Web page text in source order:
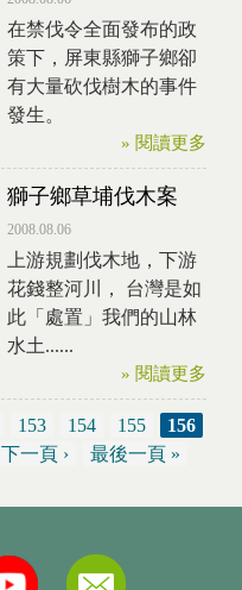
在禁伐令全面發布的政
策下，屏東縣獅子鄉卻
有大量砍伐樹木的事件
發生。
» 閱讀更多
獅子鄉草埔伐木案
2008.08.06
上游規劃伐木地，下游
花錢整河川， 台灣是如
此「處置」我們的山林
水土......
» 閱讀更多
153 154 155
156
下一頁 › 最後一頁 »